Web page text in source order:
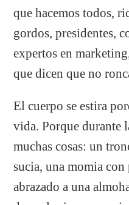
que hacemos todos,
gordos, presidentes,
expertos en
que dicen que no
El cuerpo se estira
vida. Porque durante
muchas cosas: un
sucia, una momia
abrazado a una